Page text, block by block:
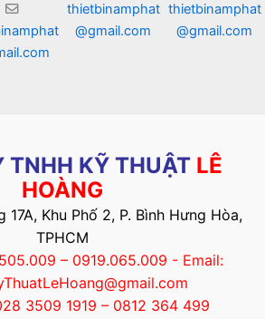
thietbinamphat
@gmail.com
thietbinamphat
@gmail.com
TNHH KỸ THUẬT LÊ
HOÀNG
Khu Phố 2, P. Bình Hưng Hòa,
TPHCM
– 0919.065.009 - Email:
3509 1919 – 0812 364 499